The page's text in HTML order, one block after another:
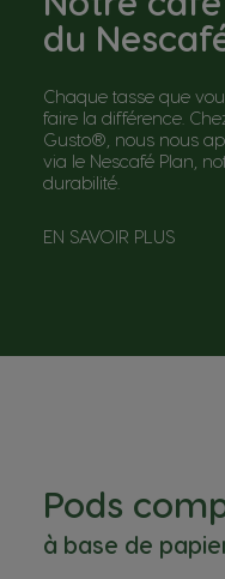
du
Chaque tasse que
faire la différence.
Gusto®, nous nous
via le Nescafé Plan,
durabilité.
EN SAVOIR PLUS
Pods
à base de